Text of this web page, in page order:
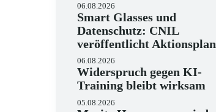
06.08.2026
Smart Glasses und
Datenschutz: CNIL
veröffentlicht Aktionsplan
06.08.2026
Widerspruch gegen KI-
Training bleibt wirksam
05.08.2026